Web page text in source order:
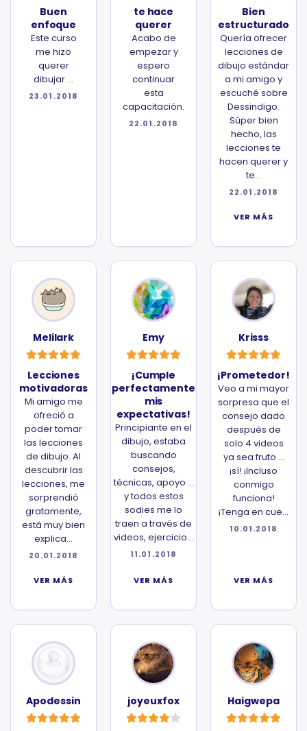
Buen
enfoque
Este curso
me hizo
querer
dibujar ...
23.01.2018
te hace
querer
Acabo de
empezar y
espero
continuar
esta
capacitación.
22.01.2018
Bien
estructurado
Quería ofrecer
lecciones de
dibujo estándar
a mi amigo y
escuché sobre
Dessindigo.
Súper bien
hecho, las
lecciones te
hacen querer y
te...
22.01.2018
VER MÁS
Melilark
Lecciones
motivadoras
Mi amigo me
ofreció a
poder tomar
las lecciones
de dibujo. Al
descubrir las
lecciones, me
sorprendió
gratamente,
está muy bien
explica...
20.01.2018
VER MÁS
Emy
¡Cumple
perfectamente
mis
expectativas!
Principiante en el
dibujo, estaba
buscando
consejos,
técnicas, apoyo ...
y todos estos
sodies me lo
traen a través de
videos, ejercicio...
11.01.2018
VER MÁS
Krisss
¡Prometedor!
Veo a mi mayor
sorpresa que el
consejo dado
después de
solo 4 videos
ya sea fruto ...
¡sí! ¡Incluso
conmigo
funciona!
¡Tenga en cue...
10.01.2018
VER MÁS
Apodessin joyeuxfox Haigwepa